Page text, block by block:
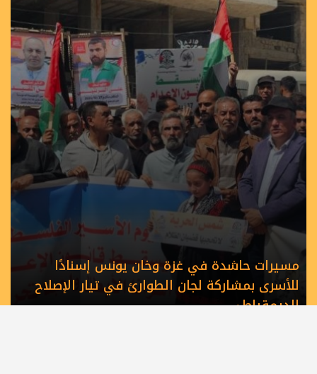
مسيرات حاشدة في غزة وخان يونس إسنادًا
للأسرى بمشاركة لجان الطوارئ في تيار الإصلاح
الديمقراطي